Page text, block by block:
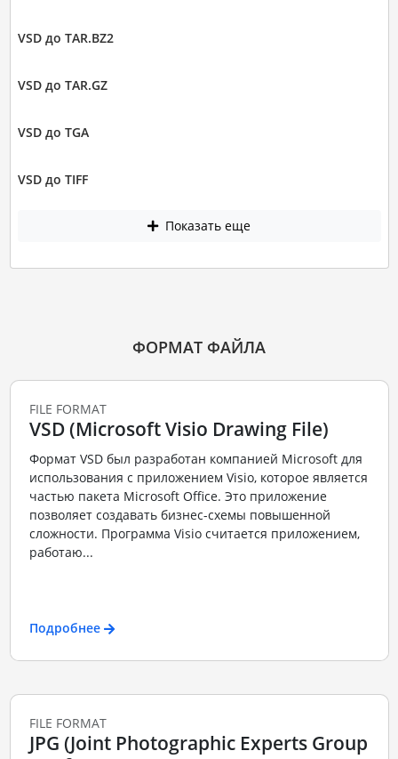
VSD до TAR.BZ2
VSD до TAR.GZ
VSD до TGA
VSD до TIFF
Показать еще
ФОРМАТ ФАЙЛА
FILE FORMAT
VSD (Microsoft Visio Drawing File)
Формат VSD был разработан компанией Microsoft для
использования с приложением Visio, которое является
частью пакета Microsoft Office. Это приложение
позволяет создавать бизнес-схемы повышенной
сложности. Программа Visio считается приложением,
работаю...
Подробнее
FILE FORMAT
JPG (Joint Photographic Experts Group